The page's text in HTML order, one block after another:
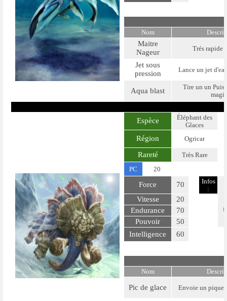
Nom
Maitre
Nageur
Trés rapide
Jet sous
pression
Lance un jet
Aqua blast
Tire un un
Espèce
Éléphant des
Glaces
Région Ogricar
Rareté
Très Rare
PC
20
Force 70
Infos
:
Vitesse
20
Endurance
70
Pouvoir
50
Intelligence
60
Nom
Pic de glace Envoie un pique